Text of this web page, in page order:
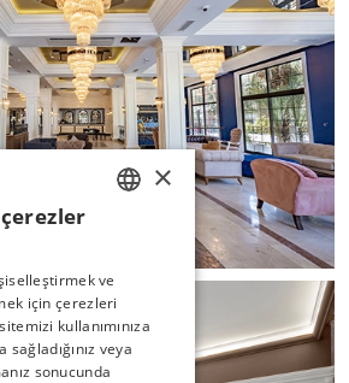
RUSSIAN
×
ve
için çerezleri
kullanımınıza
veya
sonucunda